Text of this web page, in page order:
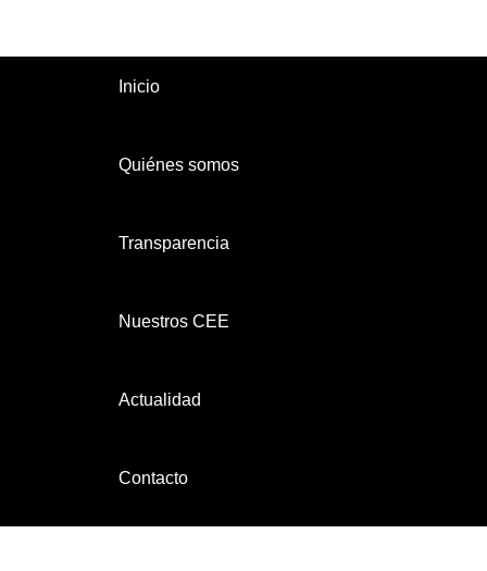
Inicio
Quiénes somos
Transparencia
Nuestros CEE
Actualidad
Contacto